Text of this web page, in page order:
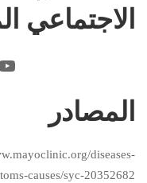
الاجتماعي
المصادر
diseases-
causes/syc-20352682